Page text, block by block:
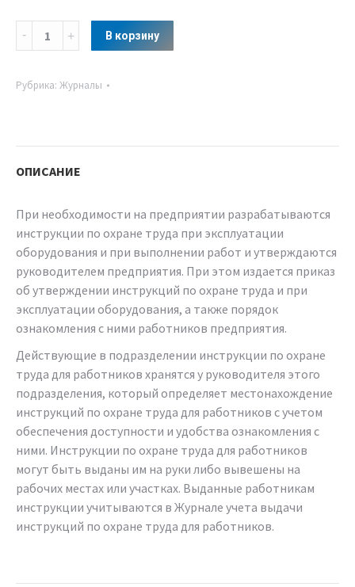
В корзину
Рубрика: Журналы
ОПИСАНИЕ
При необходимости на предприятии разрабатываются
инструкции по охране труда при эксплуатации
оборудования и при выполнении работ и утверждаются
руководителем предприятия. При этом издается приказ
об утверждении инструкций по охране труда и при
эксплуатации оборудования, а также порядок
ознакомления с ними работников предприятия.
Действующие в подразделении инструкции по охране
труда для работников хранятся у руководителя этого
подразделения, который определяет местонахождение
инструкций по охране труда для работников с учетом
обеспечения доступности и удобства ознакомления с
ними. Инструкции по охране труда для работников
могут быть выданы им на руки либо вывешены на
рабочих местах или участках. Выданные работникам
инструкции учитываются в Журнале учета выдачи
инструкций по охране труда для работников.